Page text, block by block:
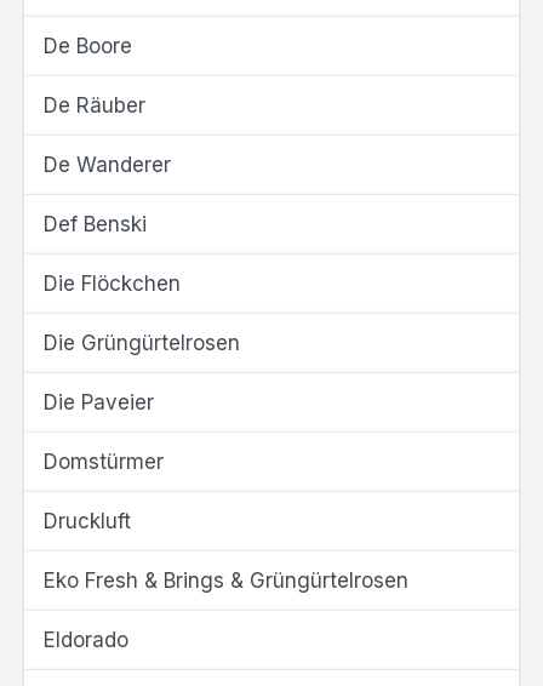
De Boore
De Räuber
De Wanderer
Def Benski
Die Flöckchen
Die Grüngürtelrosen
Die Paveier
Domstürmer
Druckluft
Eko Fresh & Brings & Grüngürtelrosen
Eldorado